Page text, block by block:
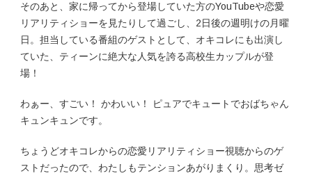
そのあと、家に帰ってから登場していた方のYouTubeや恋愛
リアリティショーを見たりして過ごし、2日後の週明けの月曜
日。担当している番組のゲストとして、オキコレにも出演し
ていた、ティーンに絶大な人気を誇る高校生カップルが登
場！
わぁー、すごい！ かわいい！ ピュアでキュートでおばちゃん
キュンキュンです。
ちょうどオキコレからの恋愛リアリティショー視聴からのゲ
ストだったので、わたしもテンションあがりまくり。思考ゼ